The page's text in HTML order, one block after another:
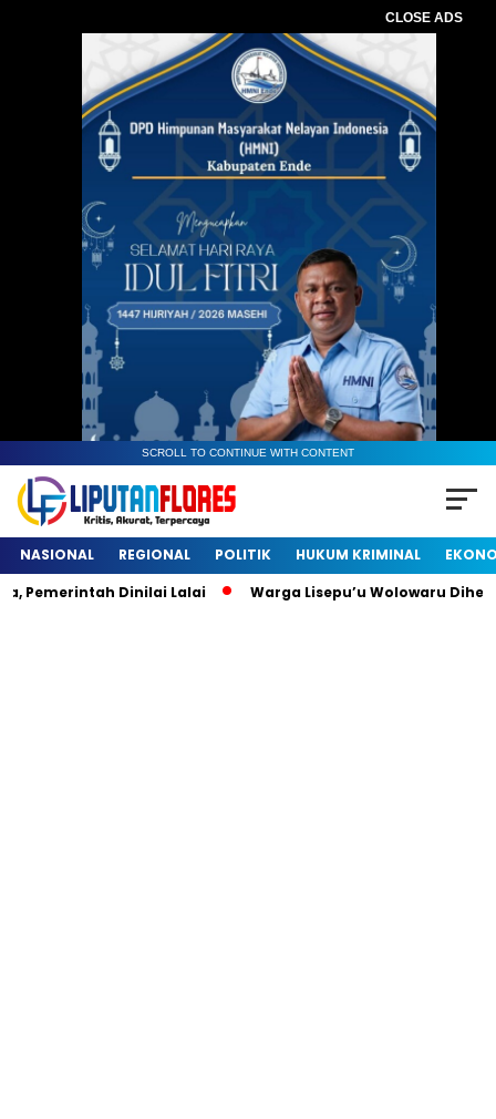
CLOSE ADS
SCROLL TO CONTINUE WITH CONTENT
NASIONAL REGIONAL POLITIK HUKUM KRIMINAL
Dinilai Lalai
Warga Lisepu’u Wolowaru